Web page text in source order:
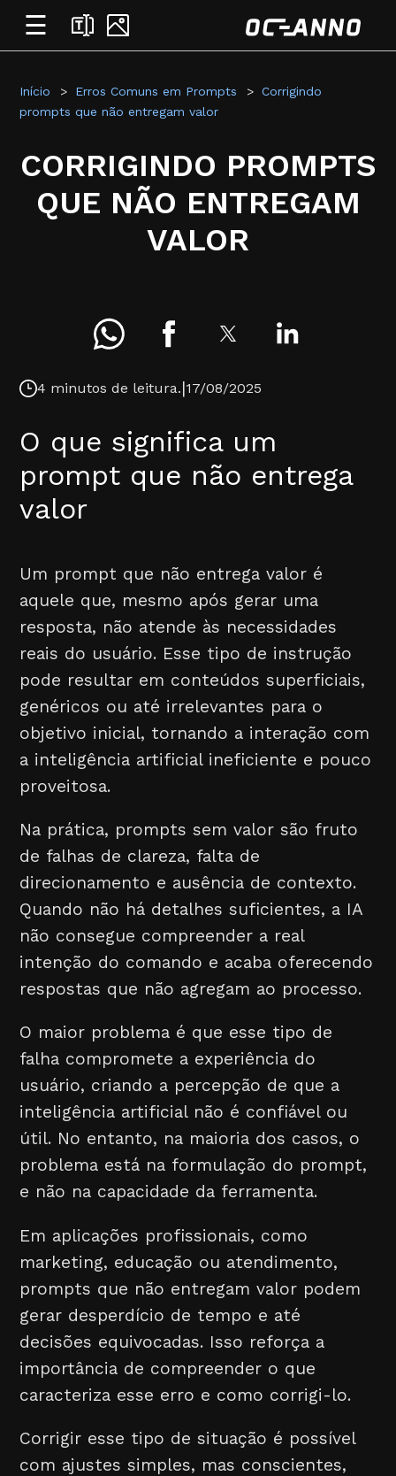
☰
Início Erros Comuns em Prompts
Corrigindo
prompts que não entregam valor
CORRIGINDO PROMPTS
QUE NÃO ENTREGAM
VALOR
4 minutos de leitura.|17/08/2025
O que significa um
prompt que não entrega
valor
Um prompt que não entrega valor é
aquele que, mesmo após gerar uma
resposta, não atende às necessidades
reais do usuário. Esse tipo de instrução
pode resultar em conteúdos superficiais,
genéricos ou até irrelevantes para o
objetivo inicial, tornando a interação com
a inteligência artificial ineficiente e pouco
proveitosa.
Na prática, prompts sem valor são fruto
de falhas de clareza, falta de
direcionamento e ausência de contexto.
Quando não há detalhes suficientes, a IA
não consegue compreender a real
intenção do comando e acaba oferecendo
respostas que não agregam ao processo.
O maior problema é que esse tipo de
falha compromete a experiência do
usuário, criando a percepção de que a
inteligência artificial não é confiável ou
útil. No entanto, na maioria dos casos, o
problema está na formulação do prompt,
e não na capacidade da ferramenta.
Em aplicações profissionais, como
marketing, educação ou atendimento,
prompts que não entregam valor podem
gerar desperdício de tempo e até
decisões equivocadas. Isso reforça a
importância de compreender o que
caracteriza esse erro e como corrigi-lo.
Corrigir esse tipo de situação é possível
com ajustes simples, mas conscientes,